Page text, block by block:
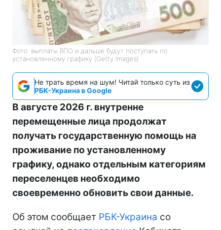
Фото: выплаты ВПО и дальше будут поступать по
установленному графику (Getty Images)
Не трать время на шум! Читай только суть из
РБК-Украина в Google
В августе 2026 г. внутренне
перемещенные лица продолжат
получать государственную помощь на
проживание по установленному
графику, однако отдельным категориям
переселенцев необходимо
своевременно обновить свои данные.
Об этом сообщает РБК-Украина со